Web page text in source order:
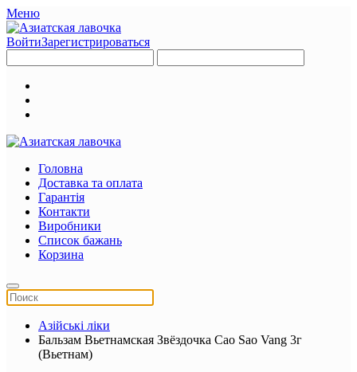
Меню
ВойтиЗарегистрироваться
Головна
Доставка та оплата
Гарантія
Контакти
Виробники
Список бажань
Корзина
Азійські ліки
Бальзам Вьетнамская Звёздочка Cao Sao Vang 3г
(Вьетнам)